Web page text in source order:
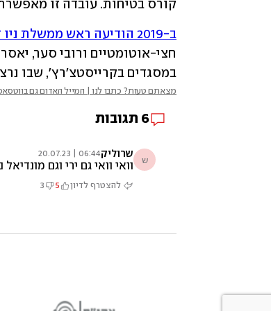
קורס בטיחות. עובדה זו
ב-2019 הודיעה ראש ממשלת ניו זילנד
במסגדים בקרייסטצ'רץ', שבו נרצחו 51 מתפללים
מצאתם טעות? כתבו לנו | המייל האדום גם
6 תגובות
ש שרוליק06:44 | 20.07.23
וואי וואי גם ירי וגם
להצטרף לדיון 5
3